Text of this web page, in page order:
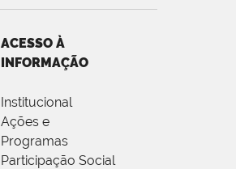
ACESSO À
INFORMAÇÃO
Institucional
Ações e
Programas
Participação Social